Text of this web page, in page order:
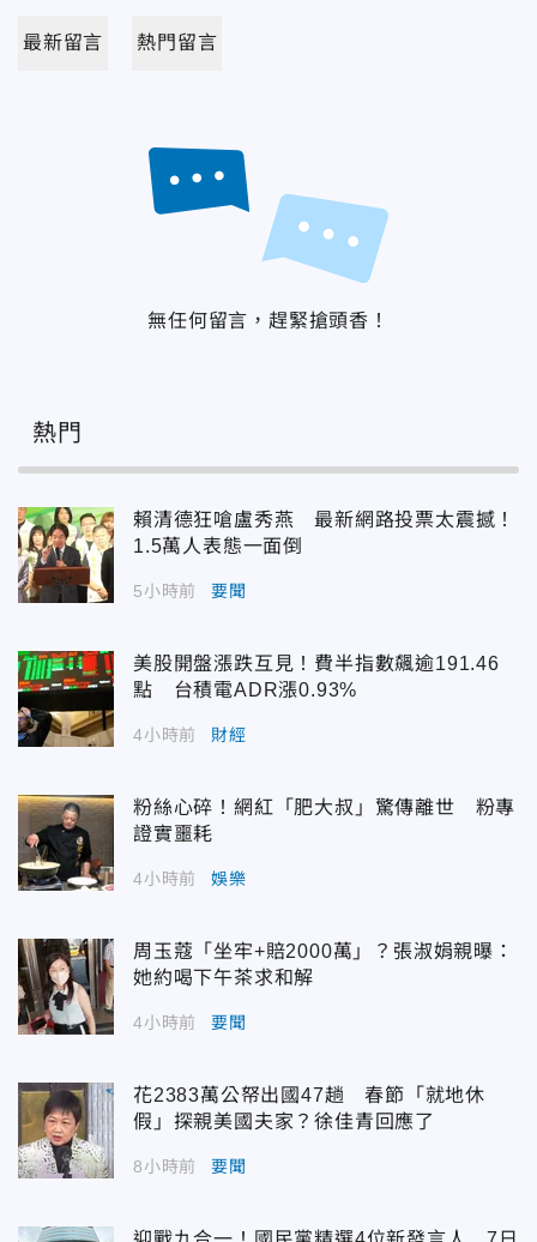
最新留言 熱門留言
無任何留言，趕緊搶頭香！
熱門
賴清德狂嗆盧秀燕 最新網路投票太震撼！
1.5萬人表態一面倒
5小時前 要聞
美股開盤漲跌互見！費半指數飆逾191.46
點 台積電ADR漲0.93%
4小時前 財經
粉絲心碎！網紅「肥大叔」驚傳離世 粉專
證實噩耗
4小時前 娛樂
周玉蔻「坐牢+賠2000萬」？張淑娟親曝：
她約喝下午茶求和解
4小時前 要聞
花2383萬公帑出國47趟 春節「就地休
假」探親美國夫家？徐佳青回應了
8小時前 要聞